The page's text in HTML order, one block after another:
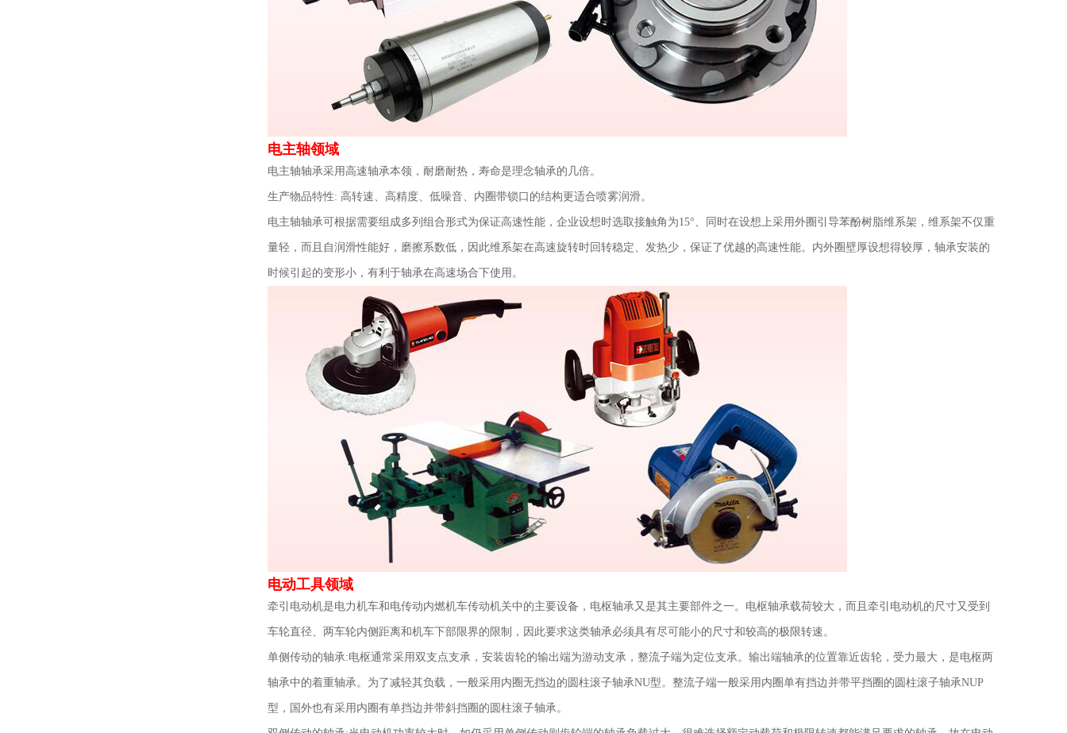
电主轴领域
电主轴轴承采用高速轴承本领，耐磨耐热，寿命是理念轴承的几倍。
生产物品特性: 高转速、高精度、低噪音、内圈带锁口的结构更适合喷雾润滑。
电主轴轴承可根据需要组成多列组合形式为保证高速性能，企业设想时选取接触角为15°、同时在设想上采用外圈引导苯酚树脂维系架，维系架不仅重
量轻，而且自润滑性能好，磨擦系数低，因此维系架在高速旋转时回转稳定、发热少，保证了优越的高速性能。内外圈壁厚设想得较厚，轴承安装的
时候引起的变形小，有利于轴承在高速场合下使用。
电动工具领域
牵引电动机是电力机车和电传动内燃机车传动机关中的主要设备，电枢轴承又是其主要部件之一。电枢轴承载荷较大，而且牵引电动机的尺寸又受到
车轮直径、两车轮内侧距离和机车下部限界的限制，因此要求这类轴承必须具有尽可能小的尺寸和较高的极限转速。
单侧传动的轴承:电枢通常采用双支点支承，安装齿轮的输出端为游动支承，整流子端为定位支承。输出端轴承的位置靠近齿轮，受力最大，是电枢两
轴承中的着重轴承。为了减轻其负载，一般采用内圈无挡边的圆柱滚子轴承NU型。整流子端一般采用内圈单有挡边并带平挡圈的圆柱滚子轴承NUP
型，国外也有采用内圈有单挡边并带斜挡圈的圆柱滚子轴承。